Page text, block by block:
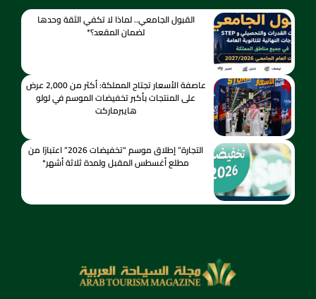
القبول الجامعي.. لماذا لا تكفي الثقة وحدها
لضمان المقعد؟*
عاصفة الأسعار تجتاح المملكة: أكثر من 2,000 عرض
على المنتجات بأكبر تخفيضات الموسم في لولو
هايبرماركت
التجارة” إطلاق موسم “تخفيضات 2026” اعتبارًا من
مطلع أغسطس المقبل ولمدة ثلاثة أشهر*